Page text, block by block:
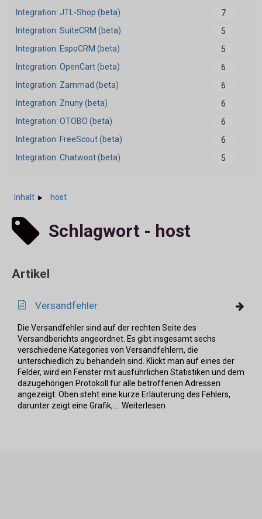
Integration: JTL-Shop (beta)
7
Integration: SuiteCRM (beta)
5
Integration: EspoCRM (beta)
5
Integration: OpenCart (beta)
6
Integration: Zammad (beta)
6
Integration: Znuny (beta)
6
Integration: OTOBO (beta)
6
Integration: FreeScout (beta)
6
Integration: Chatwoot (beta)
5
Inhalt host
Schlagwort - host
Artikel
Versandfehler
Die Versandfehler sind auf der rechten Seite des
Versandberichts angeordnet. Es gibt insgesamt sechs
verschiedene Kategories von Versandfehlern, die
unterschiedlich zu behandeln sind. Klickt man auf eines der
Felder, wird ein Fenster mit ausführlichen Statistiken und dem
dazugehörigen Protokoll für alle betroffenen Adressen
angezeigt: Oben steht eine kurze Erläuterung des Fehlers,
darunter zeigt eine Grafik, ... Weiterlesen